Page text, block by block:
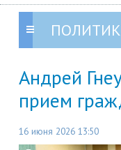
Андрей
прием
16 июня 2026 13:50